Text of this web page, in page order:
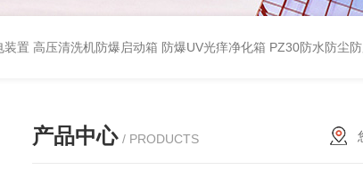
装置 高压清洗机防爆启动箱 防爆UV光痒净化箱 PZ30防水防尘
产品中心 / PRODUCTS